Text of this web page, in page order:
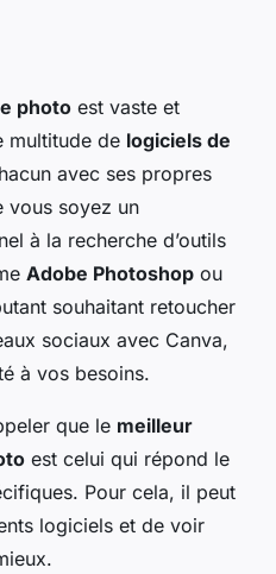
photo est vaste et
multitude de logiciels de
avec ses propres
vous soyez un
à la recherche d’outils
Adobe Photoshop ou
souhaitant retoucher
sociaux avec Canva,
à vos besoins.
que le meilleur
est celui qui répond le
Pour cela, il peut
logiciels et de voir